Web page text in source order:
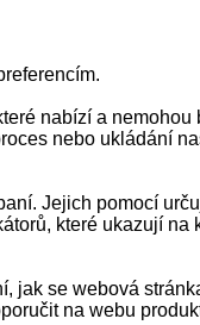
nabízí a
nebo ukládání
Jejich pomocí
které ukazují
se webová
na webu